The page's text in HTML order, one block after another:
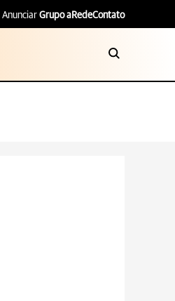
Anunciar Grupo aRedeContato